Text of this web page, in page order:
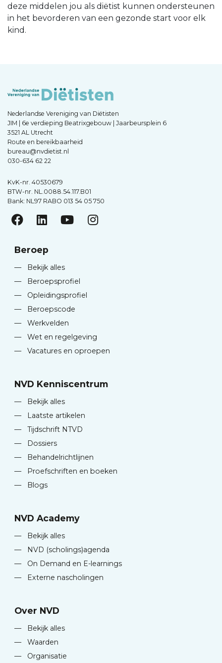
deze middelen jou als diëtist kunnen ondersteunen
in het bevorderen van een gezonde start voor elk
kind.
Nederlandse Vereniging van Diëtisten
JIM | 6e verdieping Beatrixgebouw | Jaarbeursplein 6
3521 AL Utrecht
Route en bereikbaarheid
bureau@nvdietist.nl
030-634 62 22
KvK-nr. 40530679
BTW-nr. NL.0088.54.117.B01
Bank: NL97 RABO 013 54 05 750
Beroep
—
Bekijk alles
—
Beroepsprofiel
—
Opleidingsprofiel
—
Beroepscode
—
Werkvelden
—
Wet en regelgeving
—
Vacatures en oproepen
NVD Kenniscentrum
—
Bekijk alles
—
Laatste artikelen
—
Tijdschrift NTVD
—
Dossiers
—
Behandelrichtlijnen
—
Proefschriften en boeken
—
Blogs
NVD Academy
—
Bekijk alles
—
NVD (scholings)agenda
—
On Demand en E-learnings
—
Externe nascholingen
Over NVD
—
Bekijk alles
—
Waarden
—
Organisatie